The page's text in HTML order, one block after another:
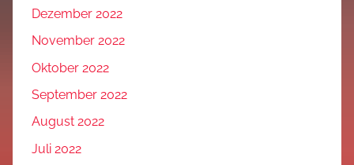
Dezember 2022
November 2022
Oktober 2022
September 2022
August 2022
Juli 2022